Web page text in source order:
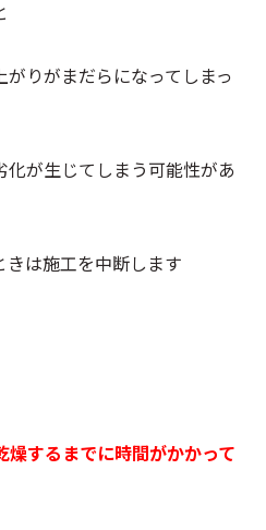
りがまだらになってしまっ
が生じてしまう可能性があ
は施工を中断します
燥するまでに時間がかかって